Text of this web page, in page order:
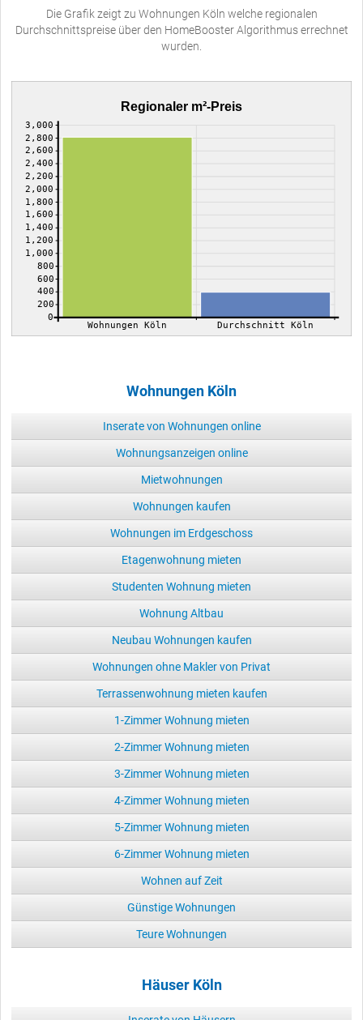
Die Grafik zeigt zu Wohnungen Köln welche regionalen
Durchschnittspreise über den HomeBooster Algorithmus errechnet
wurden.
Regionaler m²-Preis
0
200
400
600
800
1,000
1,200
1,400
1,600
1,800
2,000
2,200
2,400
2,600
2,800
3,000
Wohnungen Köln Durchschnitt Köln
Wohnungen Köln
Inserate von Wohnungen online
Wohnungsanzeigen online
Mietwohnungen
Wohnungen kaufen
Wohnungen im Erdgeschoss
Etagenwohnung mieten
Studenten Wohnung mieten
Wohnung Altbau
Neubau Wohnungen kaufen
Wohnungen ohne Makler von Privat
Terrassenwohnung mieten kaufen
1-Zimmer Wohnung mieten
2-Zimmer Wohnung mieten
3-Zimmer Wohnung mieten
4-Zimmer Wohnung mieten
5-Zimmer Wohnung mieten
6-Zimmer Wohnung mieten
Wohnen auf Zeit
Günstige Wohnungen
Teure Wohnungen
Häuser Köln